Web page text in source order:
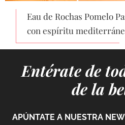
Eau de Rochas Pomelo
con espíritu
Entérate de
de la
APÚNTATE A NUESTRA